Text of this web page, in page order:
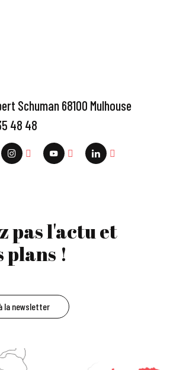
Schuman 68100 Mulhouse
48 48
pas l'actu et
plans !
la newsletter